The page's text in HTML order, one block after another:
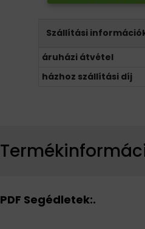
Szállítási
áruházi átvétel
házhoz szállítási díj
PDF Segédletek:.